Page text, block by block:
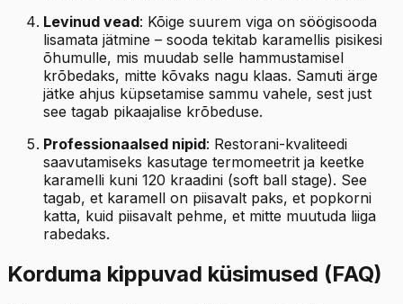
Levinud vead: Kõige suurem viga on söögisooda
lisamata jätmine – sooda tekitab karamellis pisikesi
õhumulle, mis muudab selle hammustamisel
krõbedaks, mitte kõvaks nagu klaas. Samuti ärge
jätke ahjus küpsetamise sammu vahele, sest just
see tagab pikaajalise krõbeduse.
Professionaalsed nipid: Restorani-kvaliteedi
saavutamiseks kasutage termomeetrit ja keetke
karamelli kuni 120 kraadini (soft ball stage). See
tagab, et karamell on piisavalt paks, et popkorni
katta, kuid piisavalt pehme, et mitte muutuda liiga
rabedaks.
Korduma kippuvad küsimused (FAQ)